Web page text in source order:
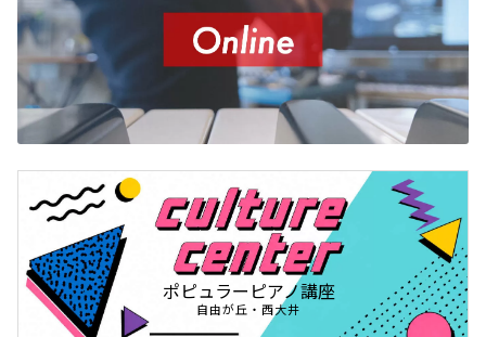
ポピュラーピアノ講座
自由が丘・西大井